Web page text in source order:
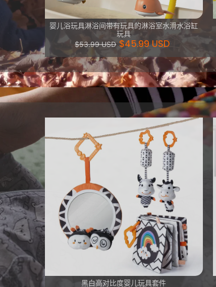
婴儿浴玩具淋浴间带有玩具的淋浴室水滑水浴缸
玩具
$53.99 USD $45.99 USD
黑白高对比度婴儿玩具套件